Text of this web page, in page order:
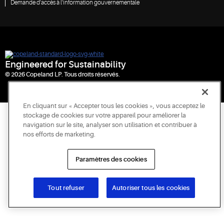
Demande d'accès à l'information gouvernementale
Engineered for Sustainability
© 2026 Copeland LP. Tous droits réservés.
En cliquant sur « Accepter tous les cookies », vous acceptez le
stockage de cookies sur votre appareil pour améliorer la
navigation sur le site, analyser son utilisation et contribuer à
nos efforts de marketing.
Paramètres des cookies
Tout refuser Autoriser tous les cookies